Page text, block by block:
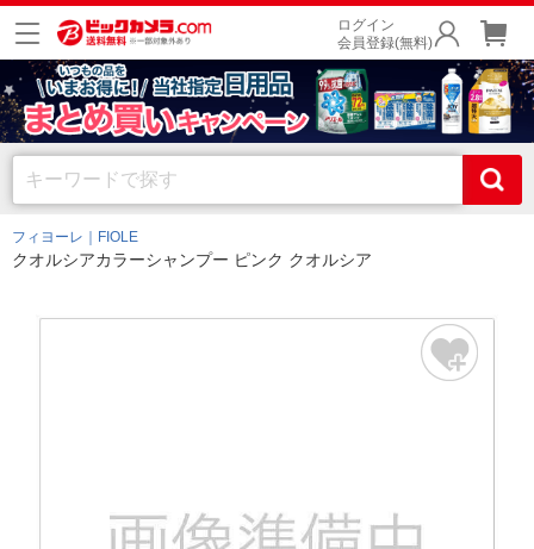
ログイン
会員登録(無料)
フィヨーレ｜FIOLE
クオルシアカラーシャンプー ピンク クオルシア